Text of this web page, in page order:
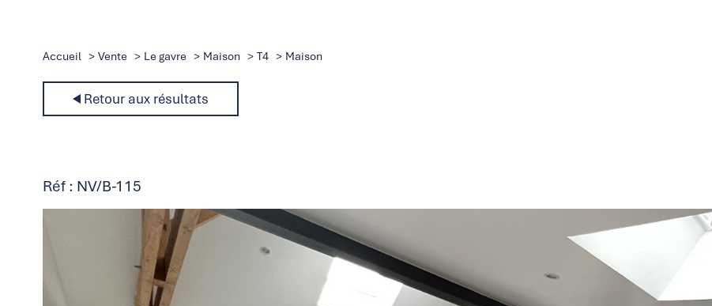
Accueil Vente Le gavre Maison T4 Maison
Retour aux résultats
Réf : NV/B-115